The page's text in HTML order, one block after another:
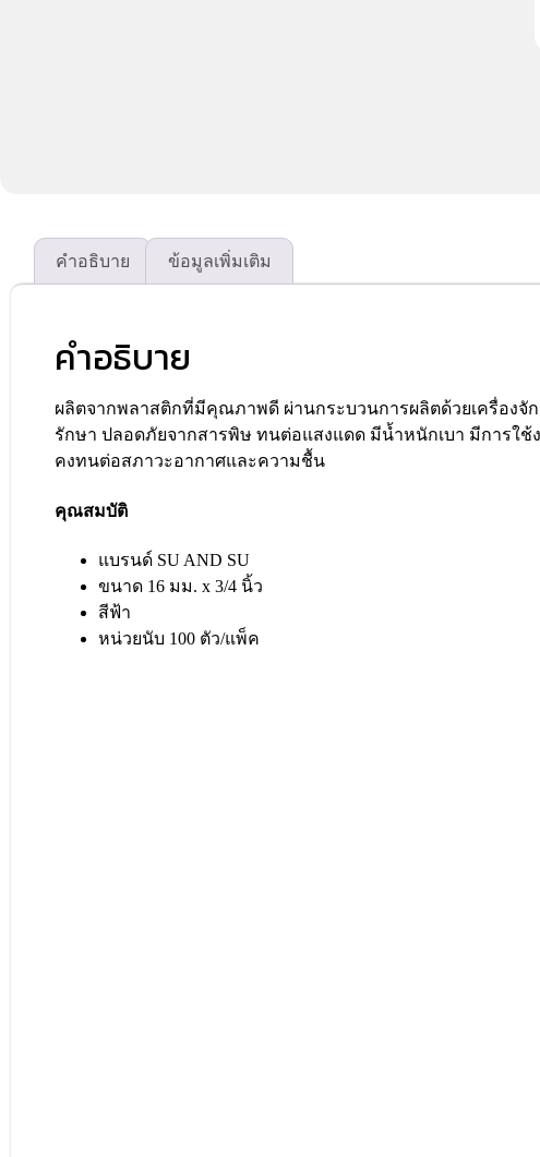
คำอธิบาย ข้อมูลเพิ่มเติม
คำอธิบาย
ผลิตจากพลาสติกที่มีคุณภาพดี ผ่านกระบวนการผลิตด้วยเครื่องจั
รักษา ปลอดภัยจากสารพิษ ทนต่อแสงแดด มีน้ำหนักเบา มีการใ
คงทนต่อสภาวะอากาศและความชื้น
คุณสมบัติ
แบรนด์ SU AND SU
ขนาด 16 มม. x 3/4 นิ้ว
สีฟ้า
หน่วยนับ 100 ตัว/แพ็ค